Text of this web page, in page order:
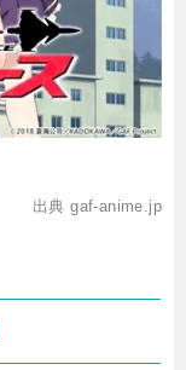
出典 gaf-anime.jp